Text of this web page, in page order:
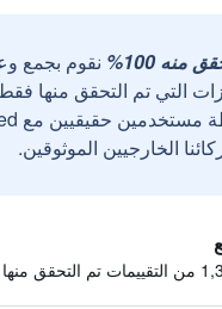
منه 100%
نقوم بجمع
التي تم التحقق منها
الخارجيين الموثوقين.
التحقق منها